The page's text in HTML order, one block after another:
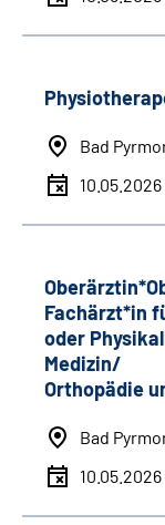
Bad
10.05.2026
Fachärzt*in
oder
Medizin/
Orthopädie
Bad
10.05.2026